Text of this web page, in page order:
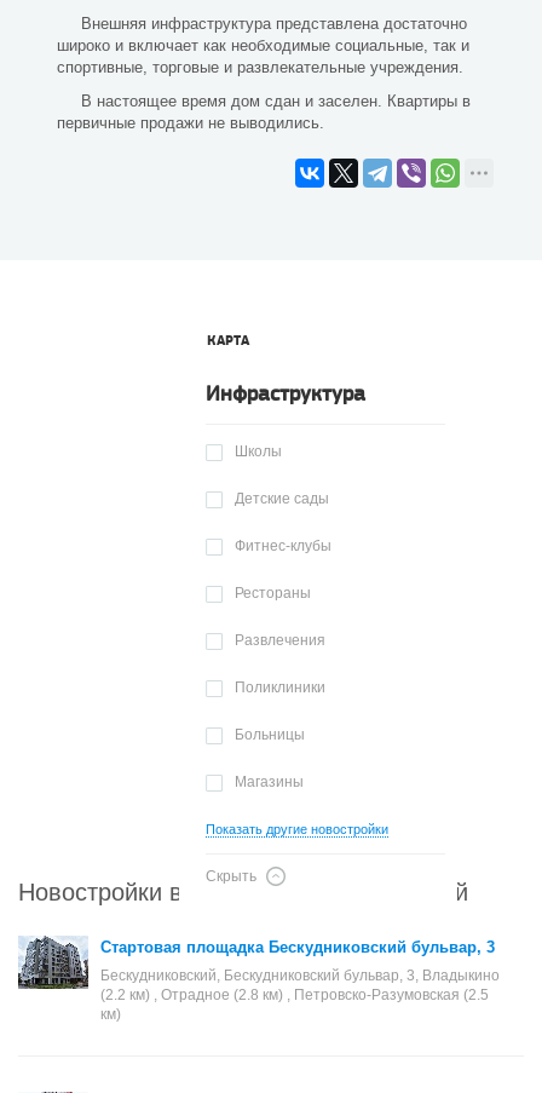
Внешняя инфраструктура представлена достаточно
широко и включает как необходимые социальные, так и
спортивные, торговые и развлекательные учреждения.
В настоящее время дом сдан и заселен. Квартиры в
первичные продажи не выводились.
КАРТА
Инфраструктура
Школы
Детские сады
Фитнес-клубы
Рестораны
Развлечения
Поликлиники
Больницы
Магазины
Показать другие новостройки
Скрыть
Новостройки в районе Бескудниковский
Стартовая площадка Бескудниковский бульвар, 3
Бескудниковский, Бескудниковский бульвар, 3, Владыкино
(2.2 км) , Отрадное (2.8 км) , Петровско-Разумовская (2.5
км)